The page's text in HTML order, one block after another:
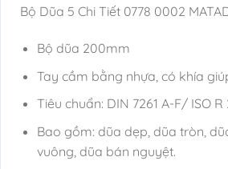
Bộ Dũa 5 Chi Tiết 0778 0002
Bộ dũa 200mm
Tay cầm bằng nhựa, có khía
Tiêu chuẩn: DIN 7261 A-F/ ISO R
Bao gồm: dũa dẹp, dũa tròn,
vuông, dũa bán nguyệt.